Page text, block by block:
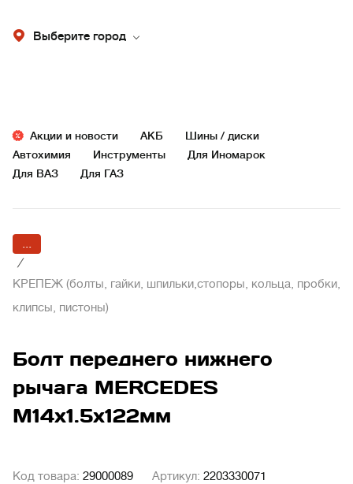
Выберите город
Акции и новости АКБ
Шины / диски
Автохимия
Инструменты
Для Иномарок
Для ВАЗ
Для ГАЗ
...
/
КРЕПЕЖ (болты, гайки, шпильки,стопоры, кольца, пробки,
клипсы, пистоны)
Болт переднего нижнего
рычага MERCEDES
М14х1.5х122мм
Код товара: 29000089 Артикул: 2203330071